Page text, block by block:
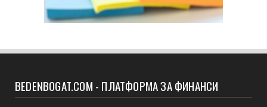
BEDENBOGAT.COM - ПЛАТФОРМА ЗА ФИНАНСИ